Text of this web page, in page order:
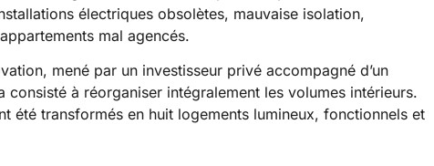
électriques obsolètes, mauvaise isolation,
mal agencés.
mené par un investisseur privé accompagné d’un
à réorganiser intégralement les volumes intérieurs.
été transformés en huit logements lumineux, fonctionnels et